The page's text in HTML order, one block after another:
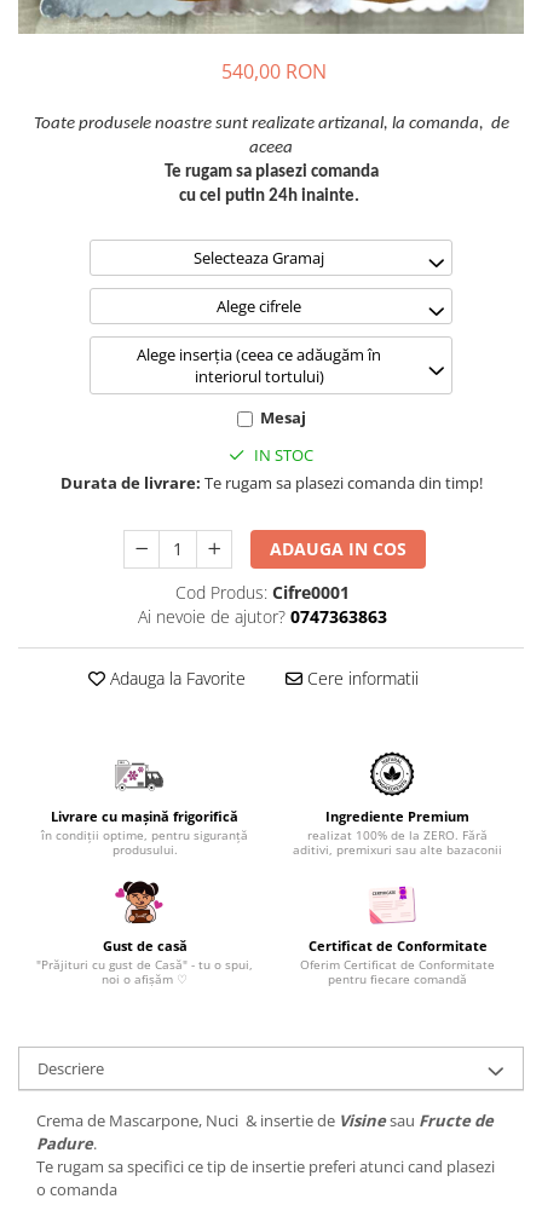
540,00 RON
Toate produsele noastre sunt realizate artizanal, la comanda, de
aceea
Te rugam sa plasezi comanda
cu cel putin 24h inainte.
Selecteaza Gramaj
Alege cifrele
Alege inserția (ceea ce adăugăm în
interiorul tortului)
Mesaj
IN STOC
Durata de livrare: Te rugam sa plasezi comanda din timp!
ADAUGA IN COS
Cod Produs: Cifre0001
Ai nevoie de ajutor? 0747363863
Adauga la Favorite Cere informatii
Livrare cu mașină frigorifică
în condiții optime, pentru siguranță
produsului.
Ingrediente Premium
realizat 100% de la ZERO. Fără
aditivi, premixuri sau alte bazaconii
Gust de casă
"Prăjituri cu gust de Casă" - tu o spui,
noi o afișăm ♡
Certificat de Conformitate
Oferim Certificat de Conformitate
pentru fiecare comandă
Descriere
Crema de Mascarpone, Nuci & insertie de Visinesau Fructe de
Padure.
Te rugam sa specifici ce tip de insertie preferi atunci cand plasezi
o comanda